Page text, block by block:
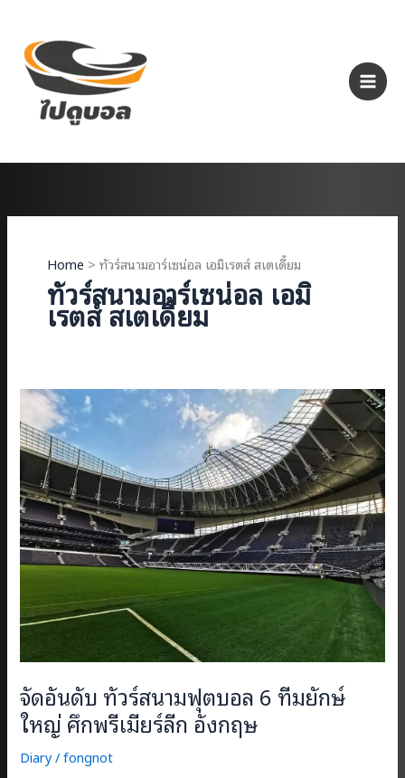
content
Home ทัวร์สนามอาร์เซน่อล เอมิเรตส์ สเตเดี้ยม
ทัวร์สนามอาร์เซน่อล เอมิ
เรตส์ สเตเดี้ยม
จัดอันดับ ทัวร์สนามฟุตบอล 6 ทีมยักษ์
ใหญ่ ศึกพรีเมียร์ลีก อังกฤษ
Diary/fongnot